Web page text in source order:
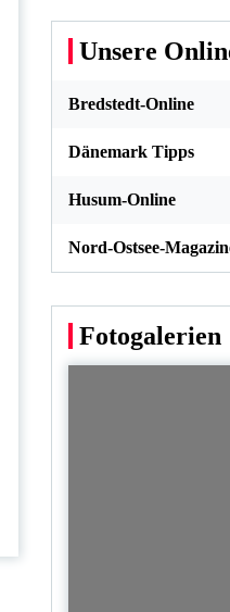
Unsere
Bredstedt-Online
Dänemark Tipps
Husum-Online
Nord-Ostsee-
Fotogalerien